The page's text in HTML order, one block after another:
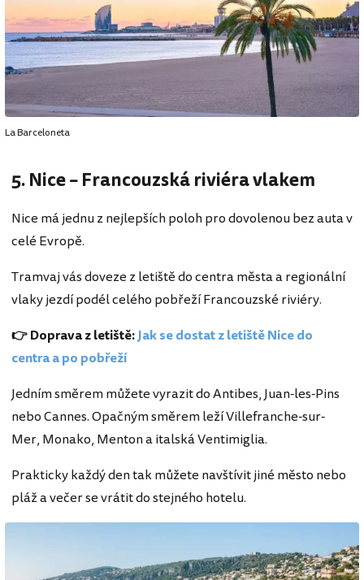
La Barceloneta
5. Nice – Francouzská riviéra vlakem
Nice má jednu z nejlepších poloh pro dovolenou bez auta v
celé Evropě.
Tramvaj vás doveze z letiště do centra města a regionální
vlaky jezdí podél celého pobřeží Francouzské riviéry.
👉 Doprava z letiště:Jak se dostat z letiště Nice do
centra a po pobřeží
Jedním směrem můžete vyrazit do Antibes, Juan-les-Pins
nebo Cannes. Opačným směrem leží Villefranche-sur-
Mer, Monako, Menton a italská Ventimiglia.
Prakticky každý den tak můžete navštívit jiné město nebo
pláž a večer se vrátit do stejného hotelu.